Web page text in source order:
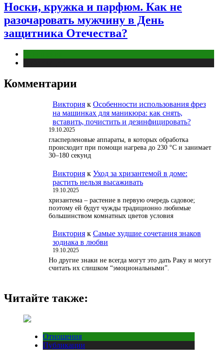
Носки, кружка и парфюм. Как не
разочаровать мужчину в День
защитника Отечества?
Комментарии
Виктория к Особенности использования фрез
на машинках для маникюра: как снять,
вставить, почистить и дезинфицировать?
19.10.2025
гласперленовые аппараты, в которых обработка
происходит при помощи нагрева до 230 °С и занимает
30–180 секунд
Виктория к Уход за хризантемой в доме:
растить нельзя высаживать
19.10.2025
хризантема – растение в первую очередь садовое;
поэтому ей будут чужды традиционно любимые
большинством комнатных цветов условия
Виктория к Самые худшие сочетания знаков
зодиака в любви
19.10.2025
Но другие знаки не всегда могут это дать Раку и могут
считать их слишком “эмоциональными”.
Читайте также:
Отношения
Публикации